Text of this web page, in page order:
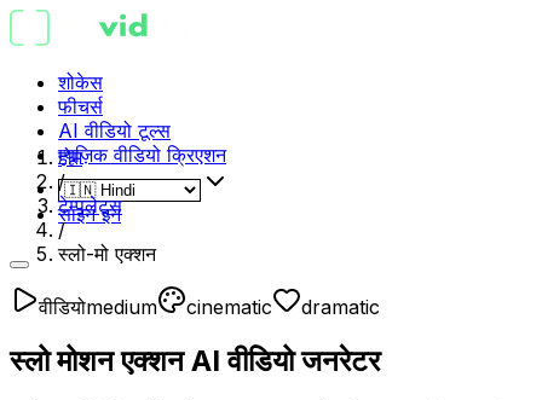
शोकेस
फीचर्स
AI वीडियो टूल्स
म्यूज़िक वीडियो क्रिएशन
साइन इन
होम
/
टेम्पलेट्स
/
स्लो-मो एक्शन
वीडियोmedium cinematic dramatic
स्लो मोशन एक्शन AI वीडियो जनरेटर